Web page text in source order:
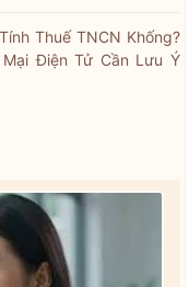
Thuế TNCN Khống?
Điện Tử Cần Lưu Ý